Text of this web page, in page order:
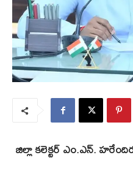
జిల్లా కలెక్టర్ ఎం.ఎన్.